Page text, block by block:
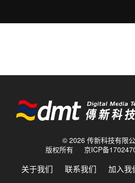
© 2026 传新科技有限
版权所有
京ICP备
关于我们 联系我们 加入我